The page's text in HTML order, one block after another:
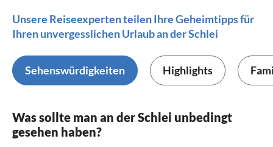
Unsere Reiseexperten teilen Ihre Geheimtipps für
Ihren unvergesslichen Urlaub an der Schlei
Sehenswürdigkeiten Highlights
Was sollte man an der Schlei unbedingt
gesehen haben?